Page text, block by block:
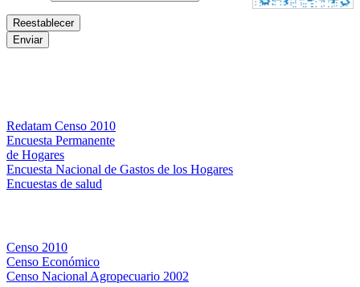
Redatam Censo 2010
Encuesta Permanente
de Hogares
Encuesta Nacional de Gastos de los Hogares
Encuestas de salud
Censo 2010
Censo Económico
Censo Nacional Agropecuario 2002